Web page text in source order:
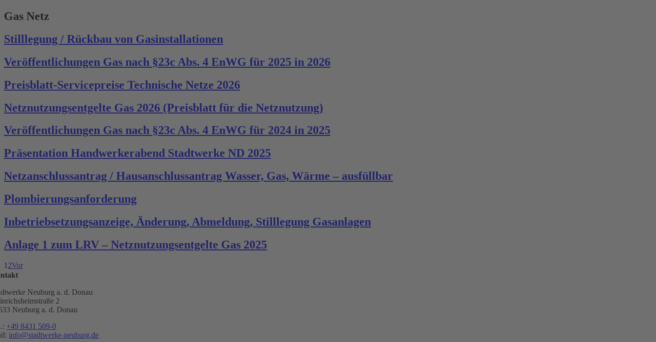
Gas Netz
Stilllegung / Rückbau von Gasinstallationen
Veröffentlichungen Gas nach §23c Abs. 4 EnWG für 2025 in 2026
Preisblatt-Servicepreise Technische Netze 2026
Netznutzungsentgelte Gas 2026 (Preisblatt für die Netznutzung)
Veröffentlichungen Gas nach §23c Abs. 4 EnWG für 2024 in 2025
Präsentation Handwerkerabend Stadtwerke ND 2025
Netzanschlussantrag / Hausanschlussantrag Wasser, Gas, Wärme – ausfüllbar
Plombierungsanforderung
Inbetriebsetzungsanzeige, Änderung, Abmeldung, Stilllegung Gasanlagen
Anlage 1 zum LRV – Netznutzungsentgelte Gas 2025
1 2Vor
Neuburg a. d. Donau
2
Neuburg a. d. Donau
+49 8431 509-0
info@stadtwerke-neuburg.de